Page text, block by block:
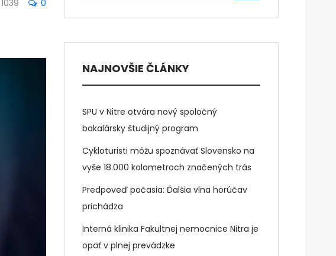
1039 0
NAJNOVŠIE ČLÁNKY
SPU v Nitre otvára nový spoločný
bakalársky študijný program
Cykloturisti môžu spoznávať Slovensko na
vyše 18.000 kolometroch značených trás
Predpoveď počasia: Ďalšia vlna horúčav
prichádza
Interná klinika Fakultnej nemocnice Nitra je
opäť v plnej prevádzke